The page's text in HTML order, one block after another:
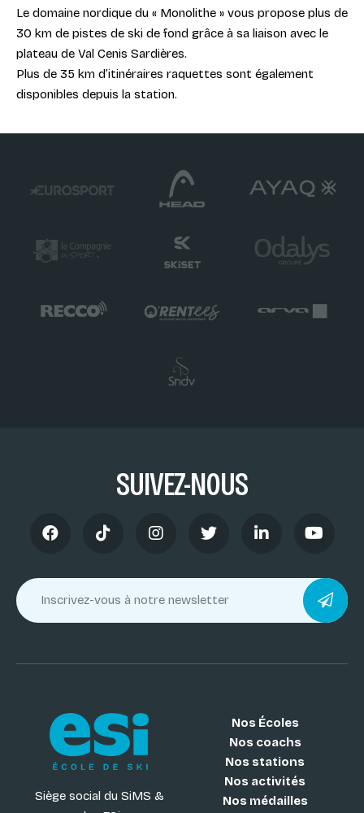
Le domaine nordique du « Monolithe » vous propose plus de
30 km de pistes de ski de fond grâce à sa liaison avec le
plateau de Val Cenis Sardières.
Plus de 35 km d’itinéraires raquettes sont également
disponibles depuis la station.
SUIVEZ-NOUS
Siège social du SiMS &
Nos Écoles
Nos coachs
Nos stations
Nos activités
Nos médailles